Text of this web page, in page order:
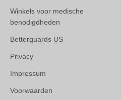
Winkels voor medische
benodigdheden
Betterguards US
Privacy
Impressum
Voorwaarden